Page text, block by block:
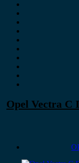
Opel Vectra C